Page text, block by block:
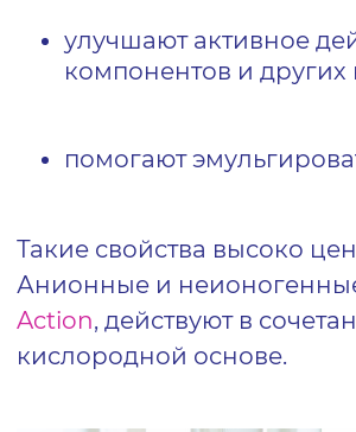
улучшают активное
компонентов и
помогают
Такие свойства высоко
Анионные и
Action, действуют в
кислородной основе.